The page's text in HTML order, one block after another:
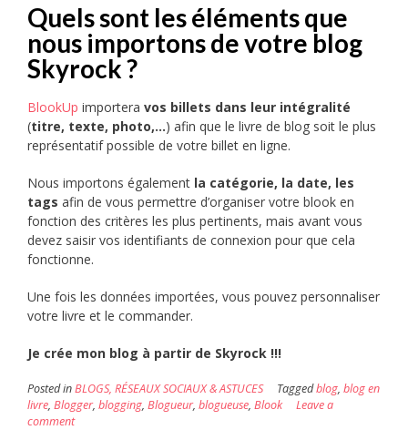
Quels sont les éléments que
nous importons de votre blog
Skyrock ?
BlookUp importera vos billets dans leur intégralité
(titre, texte, photo,…) afin que le livre de blog soit le plus
représentatif possible de votre billet en ligne.
Nous importons également la catégorie, la date, les
tags afin de vous permettre d’organiser votre blook en
fonction des critères les plus pertinents, mais avant vous
devez saisir vos identifiants de connexion pour que cela
fonctionne.
Une fois les données importées, vous pouvez personnaliser
votre livre et le commander.
Je crée mon blog à partir de Skyrock !!!
Posted inBLOGS, RÉSEAUX SOCIAUX & ASTUCES Taggedblog, blog en
livre, Blogger, blogging, Blogueur, blogueuse, Blook
Leave a
comment